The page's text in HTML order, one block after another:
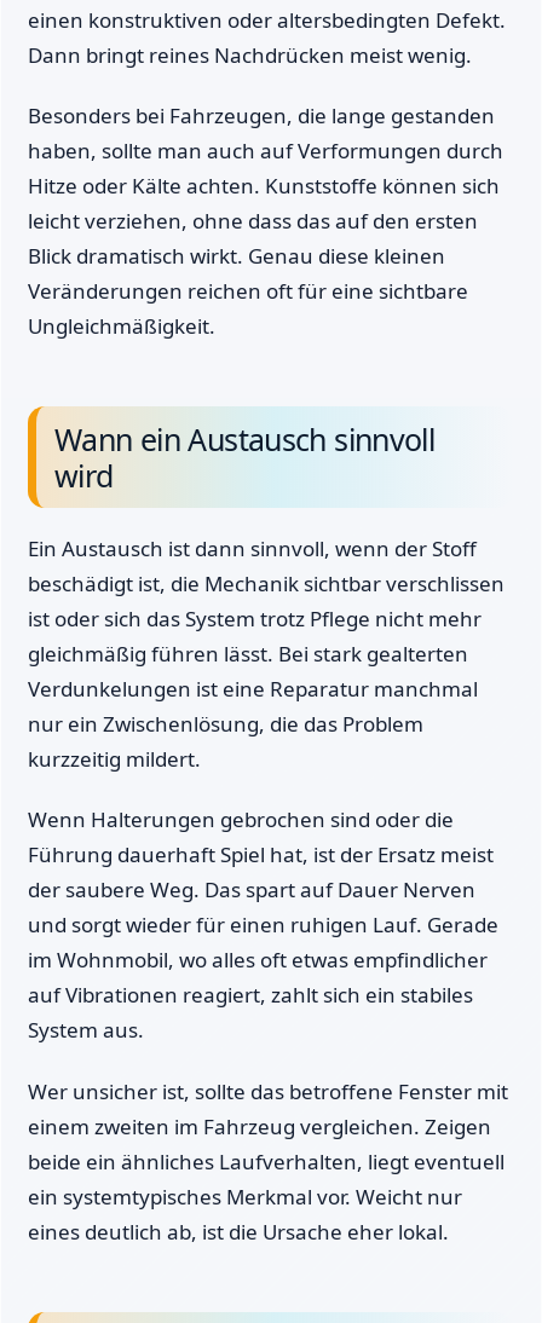
einen konstruktiven oder altersbedingten Defekt.
Dann bringt reines Nachdrücken meist wenig.
Besonders bei Fahrzeugen, die lange gestanden
haben, sollte man auch auf Verformungen durch
Hitze oder Kälte achten. Kunststoffe können sich
leicht verziehen, ohne dass das auf den ersten
Blick dramatisch wirkt. Genau diese kleinen
Veränderungen reichen oft für eine sichtbare
Ungleichmäßigkeit.
Wann ein Austausch sinnvoll
wird
Ein Austausch ist dann sinnvoll, wenn der Stoff
beschädigt ist, die Mechanik sichtbar verschlissen
ist oder sich das System trotz Pflege nicht mehr
gleichmäßig führen lässt. Bei stark gealterten
Verdunkelungen ist eine Reparatur manchmal
nur ein Zwischenlösung, die das Problem
kurzzeitig mildert.
Wenn Halterungen gebrochen sind oder die
Führung dauerhaft Spiel hat, ist der Ersatz meist
der saubere Weg. Das spart auf Dauer Nerven
und sorgt wieder für einen ruhigen Lauf. Gerade
im Wohnmobil, wo alles oft etwas empfindlicher
auf Vibrationen reagiert, zahlt sich ein stabiles
System aus.
Wer unsicher ist, sollte das betroffene Fenster mit
einem zweiten im Fahrzeug vergleichen. Zeigen
beide ein ähnliches Laufverhalten, liegt eventuell
ein systemtypisches Merkmal vor. Weicht nur
eines deutlich ab, ist die Ursache eher lokal.